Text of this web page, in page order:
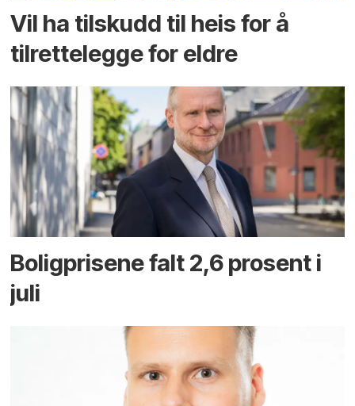
Vil ha tilskudd til heis for å
tilrettelegge for eldre
Boligprisene falt 2,6 prosent i
juli